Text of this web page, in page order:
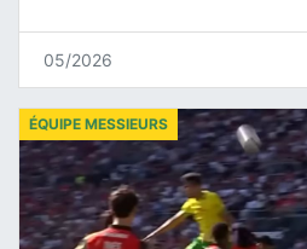
05/2026
ÉQUIPE MESSIEURS